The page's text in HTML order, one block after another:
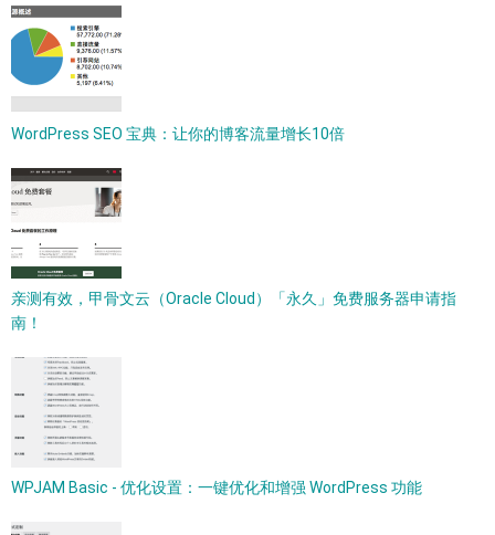
WordPress SEO 宝典：让你的博客流量增长10倍
亲测有效，甲骨文云（Oracle Cloud）「永久」免费服务器申请指
南！
WPJAM Basic - 优化设置：一键优化和增强 WordPress 功能